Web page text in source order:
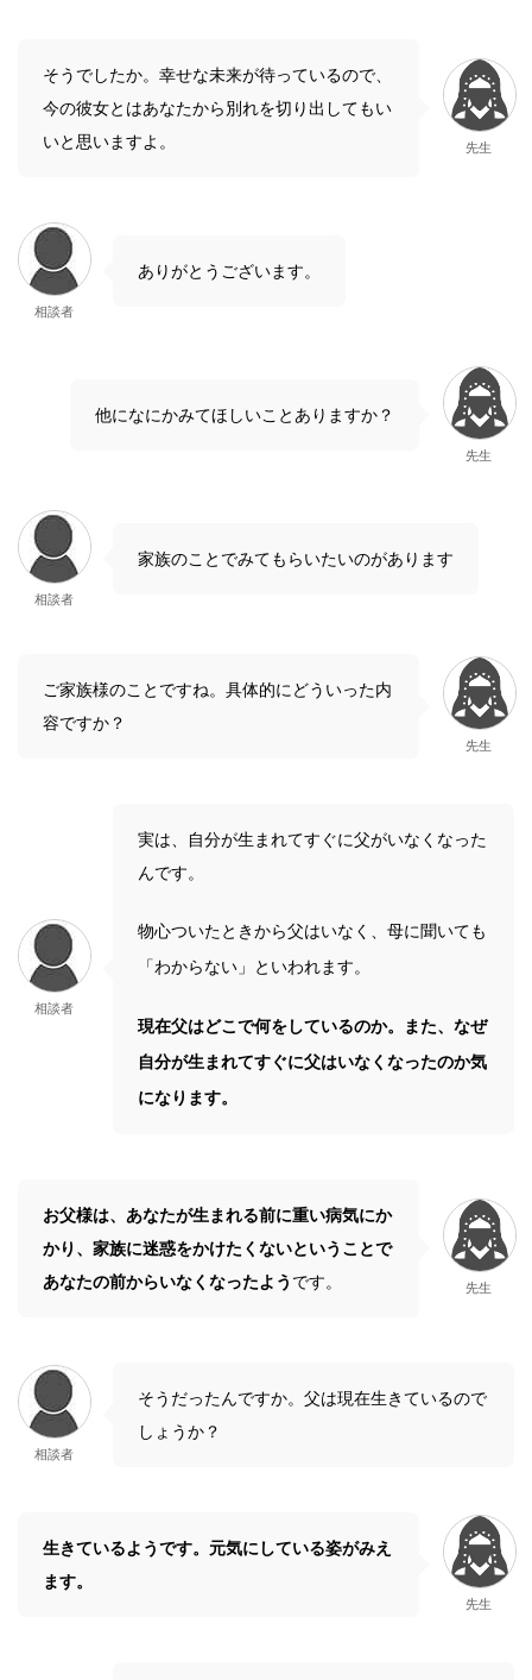
そうでしたか。幸せな未来が待っているので、
今の彼女とはあなたから別れを切り出してもい
いと思いますよ。
先生
相談者
ありがとうございます。
他になにかみてほしいことありますか？
先生
相談者
家族のことでみてもらいたいのがあります
ご家族様のことですね。具体的にどういった内
容ですか？
先生
相談者
実は、自分が生まれてすぐに父がいなくなった
んです。
物心ついたときから父はいなく、母に聞いても
「わからない」といわれます。
現在父はどこで何をしているのか。また、なぜ
自分が生まれてすぐに父はいなくなったのか気
になります。
お父様は、あなたが生まれる前に重い病気にか
かり、家族に迷惑をかけたくないということで
あなたの前からいなくなったよう です。 先生
相談者
そうだったんですか。父は現在生きているので
しょうか？
生きているようです。元気にしている姿がみえ
ます。
先生